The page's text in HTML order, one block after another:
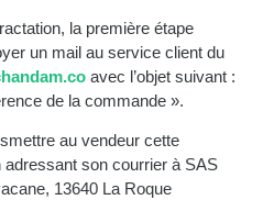
la première étape
un mail au service client du
avec l’objet suivant :
de la commande ».
au vendeur cette
son courrier à SAS
13640 La Roque